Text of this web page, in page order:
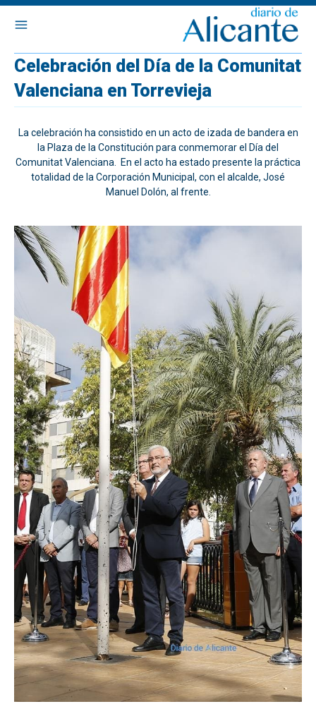
Celebración del Día de la Comunitat
Valenciana en Torrevieja
La celebración ha consistido en un acto de izada de bandera en
la Plaza de la Constitución para conmemorar el Día del
Comunitat Valenciana. En el acto ha estado presente la práctica
totalidad de la Corporación Municipal, con el alcalde, José
Manuel Dolón, al frente.